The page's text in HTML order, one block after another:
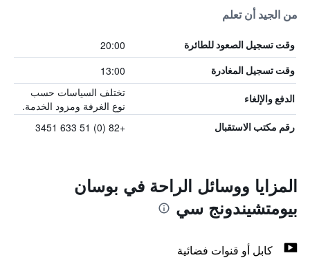
من الجيد أن تعلم
وقت تسجيل الصعود للطائرة 20:00
وقت تسجيل المغادرة 13:00
الدفع والإلغاء
تختلف السياسات حسب
نوع الغرفة ومزود الخدمة.
رقم مكتب الاستقبال +82 (0) 51 633 3451
المزايا ووسائل الراحة في بوسان
بيومتشيندونج سي
كابل أو قنوات فضائية